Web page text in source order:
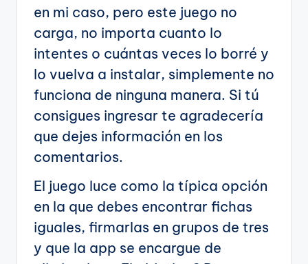
en mi caso, pero este juego no
carga, no importa cuanto lo
intentes o cuántas veces lo borré y
lo vuelva a instalar, simplemente no
funciona de ninguna manera. Si tú
consigues ingresar te agradecería
que dejes información en los
comentarios.
El juego luce como la típica opción
en la que debes encontrar fichas
iguales, firmarlas en grupos de tres
y que la app se encargue de